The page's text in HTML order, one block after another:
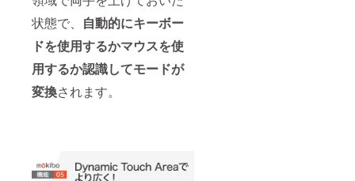
状態で、 自動的にキーボー
ドを使用するかマウスを使
用するか認識してモードが
変換されます。